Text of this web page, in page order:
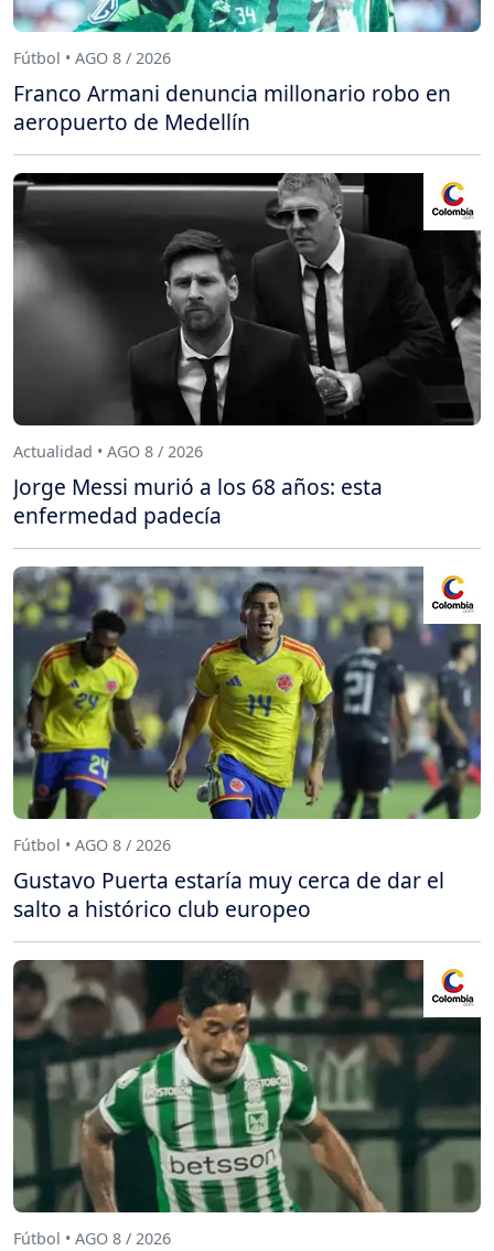
Fútbol • AGO 8 / 2026
Franco Armani denuncia millonario robo en
aeropuerto de Medellín
Actualidad • AGO 8 / 2026
Jorge Messi murió a los 68 años: esta
enfermedad padecía
Fútbol • AGO 8 / 2026
Gustavo Puerta estaría muy cerca de dar el
salto a histórico club europeo
Fútbol • AGO 8 / 2026